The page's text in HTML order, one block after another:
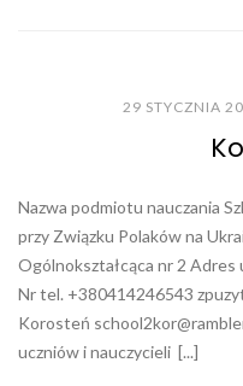
29 STYCZNIA
Nazwa podmiotu nauczania
przy Związku Polaków na
Ogólnokształcąca nr 2
Nr tel. +380414246543
Korosteń
uczniów i nauczycieli [...]